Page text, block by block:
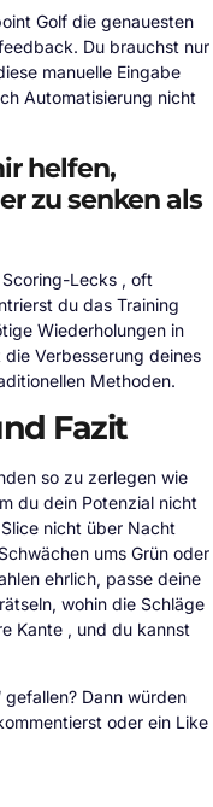
Golf die genauesten
Du brauchst nur
manuelle Eingabe
Automatisierung nicht
helfen,
zu senken als
Lecks , oft
du das Training
Wiederholungen in
Verbesserung deines
Methoden.
Fazit
so zu zerlegen wie
du dein Potenzial nicht
nicht über Nacht
ums Grün oder
ehrlich, passe deine
wohin die Schläge
Kante , und du kannst
gefallen? Dann würden
oder ein Like